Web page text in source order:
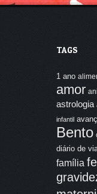
TAGS
1 ano
amor
astrologia
infantil
Bento
diário de
família